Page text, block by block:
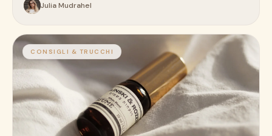
Julia Mudrahel
CONSIGLI & TRUCCHI